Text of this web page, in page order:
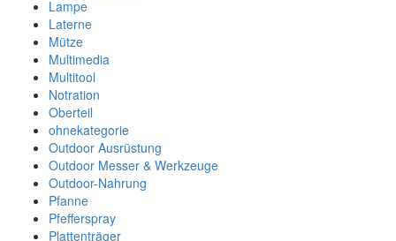
Lampe
Laterne
Mütze
Multimedia
Multitool
Notration
Oberteil
ohnekategorie
Outdoor Ausrüstung
Outdoor Messer & Werkzeuge
Outdoor-Nahrung
Pfanne
Pfefferspray
Plattenträger